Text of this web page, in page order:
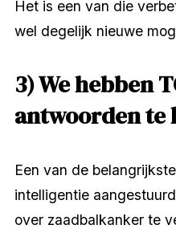
Het is een van die
wel degelijk nieuwe
3) We hebben
antwoorden te
Een van de
intelligentie
over zaadbalkanker te